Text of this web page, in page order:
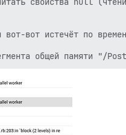
он вот-вот истечёт